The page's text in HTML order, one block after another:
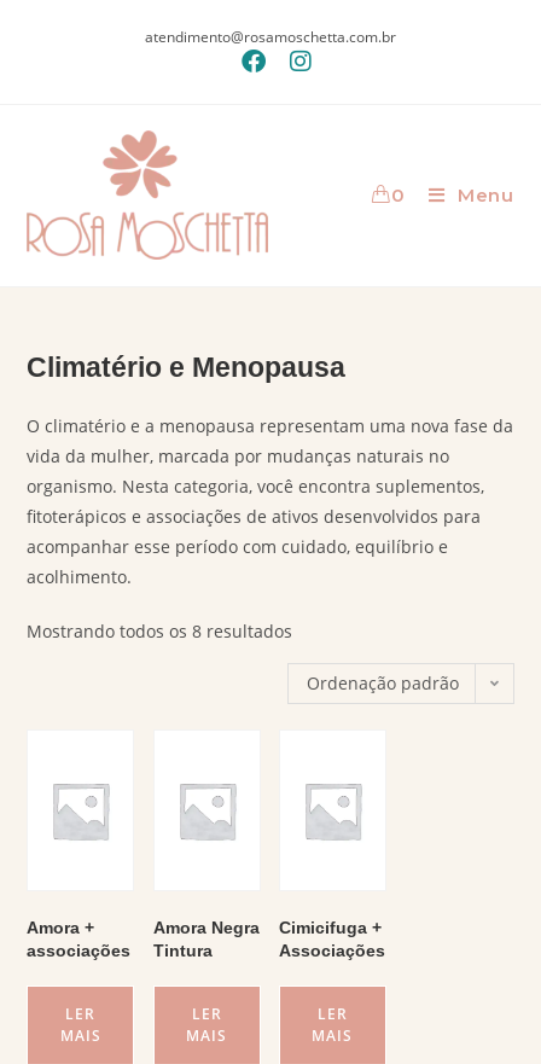
atendimento@rosamoschetta.com.br
0 Menu
Climatério e Menopausa
O climatério e a menopausa representam uma nova fase da
vida da mulher, marcada por mudanças naturais no
organismo. Nesta categoria, você encontra suplementos,
fitoterápicos e associações de ativos desenvolvidos para
acompanhar esse período com cuidado, equilíbrio e
acolhimento.
Mostrando todos os 8 resultados
Ordenação padrão
Amora +
associações
LER
MAIS
Amora Negra
Tintura
LER
MAIS
Cimicifuga +
Associações
LER
MAIS